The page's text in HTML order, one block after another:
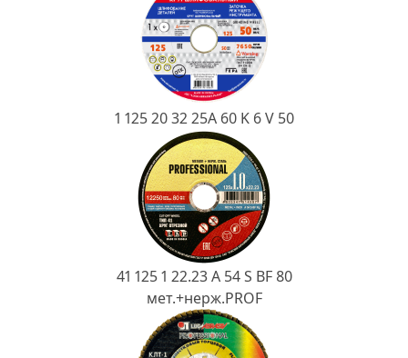
1 125 20 32 25А 60 K 6 V 50
41 125 1 22.23 A 54 S BF 80
мет.+нерж.PROF